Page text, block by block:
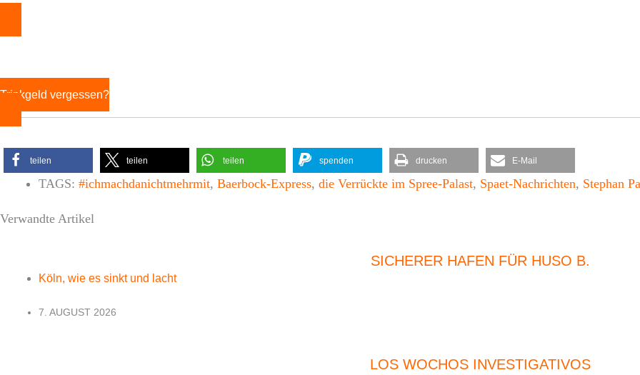
Trinkgeld vergessen?
teilen teilen teilen spenden drucken E-Mail
TAGS: #ichmachdanichtmehrmit, Baerbock-Express, die Verrückte im Spree-Palast, Spaet-Nachrichten, Stephan
Verwandte Artikel
SICHERER HAFEN FÜR HUSO B.
Köln, wie es sinkt und lacht
7. AUGUST 2026
LOS WOCHOS INVESTIGATIVOS